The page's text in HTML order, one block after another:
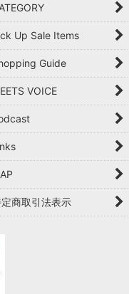
Up Sale Items
Guide
VOICE
商取引法表示